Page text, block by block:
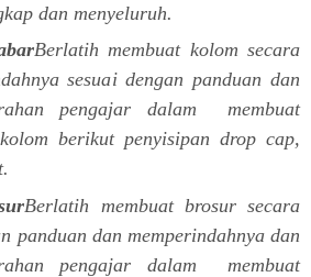
dan menyeluruh.
Berlatih membuat kolom secara
sesuai dengan panduan dan
pengajar dalam membuat
berikut penyisipan drop cap,
Berlatih membuat brosur secara
panduan dan memperindahnya dan
pengajar dalam membuat